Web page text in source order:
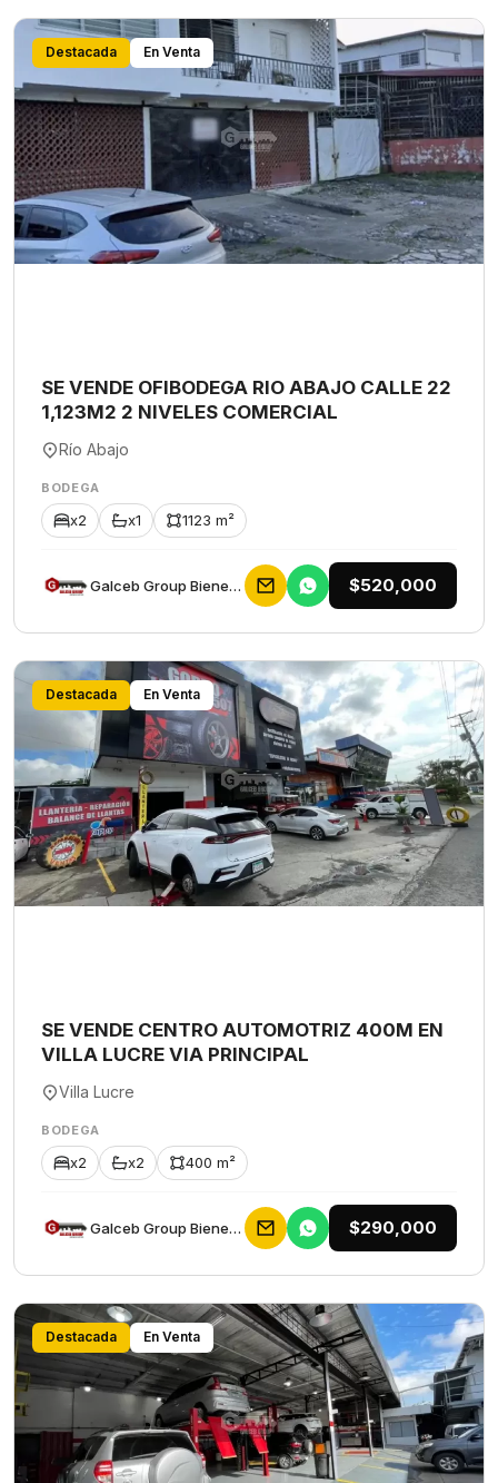
Destacada En Venta
SE VENDE OFIBODEGA RIO ABAJO CALLE 22
1,123M2 2 NIVELES COMERCIAL
Río Abajo
BODEGA
x2 x1 1123 m²
Galceb Group Bienes Raices $520,000
Destacada En Venta
SE VENDE CENTRO AUTOMOTRIZ 400M EN
VILLA LUCRE VIA PRINCIPAL
Villa Lucre
BODEGA
x2 x2 400 m²
Galceb Group Bienes Raices $290,000
Destacada En Venta